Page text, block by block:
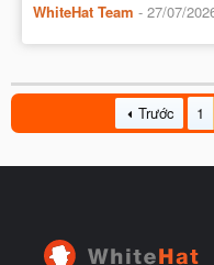
WhiteHat Team - 27/07/
Trước 1